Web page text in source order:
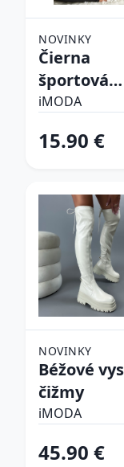
NOVINKY
Čierna
športová
podprsenka
iMODA
15.90 €
NOVINKY
Béžové vysoké
čižmy
iMODA
45.90 €